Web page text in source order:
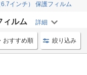
インチ） 保護フィルム
ィルム
ラスタバナナ 光沢
おすすめ順 絞り込み